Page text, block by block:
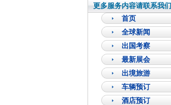
更多服务内容请联系我们
首页
全球新闻
出国考察
最新展会
出境旅游
车辆预订
酒店预订